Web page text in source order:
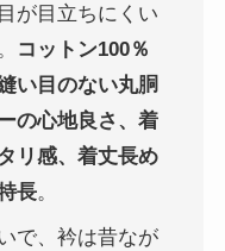
が目立ちにくい
コットン100％
い目のない丸胴
の心地良さ、着
リ感、着丈長め
長。
で、衿は昔なが